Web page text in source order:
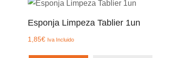
Esponja Limpeza Tablier 1un
1,85€ Iva Incluido